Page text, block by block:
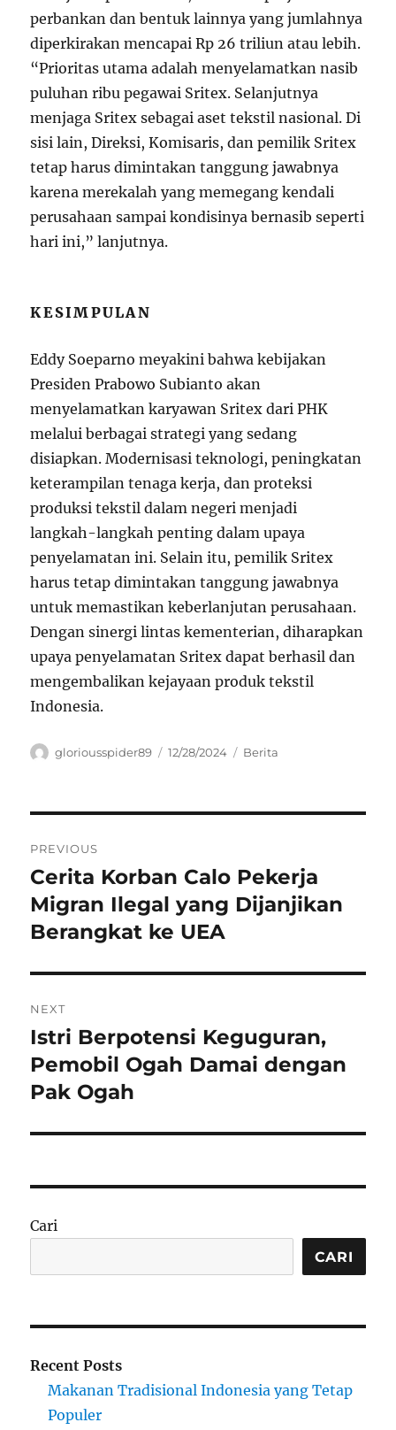
perbankan dan bentuk lainnya yang jumlahnya
diperkirakan mencapai Rp 26 triliun atau lebih.
“Prioritas utama adalah menyelamatkan nasib
puluhan ribu pegawai Sritex. Selanjutnya
menjaga Sritex sebagai aset tekstil nasional. Di
sisi lain, Direksi, Komisaris, dan pemilik Sritex
tetap harus dimintakan tanggung jawabnya
karena merekalah yang memegang kendali
perusahaan sampai kondisinya bernasib seperti
hari ini,” lanjutnya.
KESIMPULAN
Eddy Soeparno meyakini bahwa kebijakan
Presiden Prabowo Subianto akan
menyelamatkan karyawan Sritex dari PHK
melalui berbagai strategi yang sedang
disiapkan. Modernisasi teknologi, peningkatan
keterampilan tenaga kerja, dan proteksi
produksi tekstil dalam negeri menjadi
langkah-langkah penting dalam upaya
penyelamatan ini. Selain itu, pemilik Sritex
harus tetap dimintakan tanggung jawabnya
untuk memastikan keberlanjutan perusahaan.
Dengan sinergi lintas kementerian, diharapkan
upaya penyelamatan Sritex dapat berhasil dan
mengembalikan kejayaan produk tekstil
Indonesia.
Author
gloriousspider89
Posted
12/28/2024 Categories
Berita
pos
PREVIOUS
Previous
post:
Cerita Korban Calo Pekerja
Migran Ilegal yang Dijanjikan
Berangkat ke UEA
NEXT
Next
post:
Istri Berpotensi Keguguran,
Pemobil Ogah Damai dengan
Pak Ogah
Cari
CARI
Recent Posts
Makanan Tradisional Indonesia yang Tetap
Populer